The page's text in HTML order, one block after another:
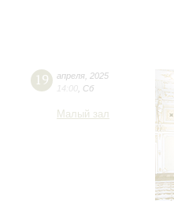
19 апреля 2025
14:00 Сб
Малый зал